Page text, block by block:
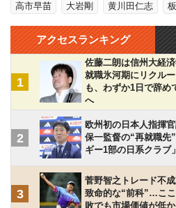
高市早苗 大岩剛 黄川田仁志
アクセスランキング
1
佐藤二朗は信州大経
就職氷河期にリクル
も、わずか1日で辞め
へ
2
欧州初の日本人指揮
保一監督の“再就職先
ギー1部の日系クラブ
3
菅野智之トレード不
致命的な“前科”…こ
敗でも市場価値が低